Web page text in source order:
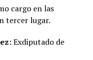
cargo en las
tercer lugar.
Exdiputado de